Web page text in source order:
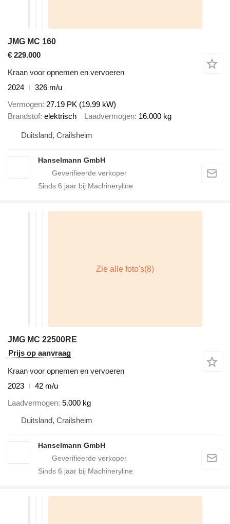
JMG MC 160
€ 229.000
Kraan voor opnemen en vervoeren
2024
326 m/u
Vermogen 27.19 PK (19.99 kW)
Brandstof elektrisch Laadvermogen 16.000 kg
Duitsland, Crailsheim
Hanselmann GmbH
Sinds 6 jaar bij Machineryline
JMG MC 22500RE
Prijs op aanvraag
Kraan voor opnemen en vervoeren
2023
42 m/u
Laadvermogen 5.000 kg
Duitsland, Crailsheim
Hanselmann GmbH
Sinds 6 jaar bij Machineryline